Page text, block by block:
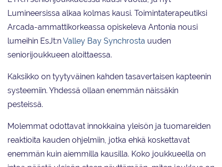
Lumineersissa alkaa kolmas kausi. Toimintaterapeutiksi
Arcada-ammattikorkeassa opiskeleva Antonia nousi
lumeihin EsJt:nValley Bay Synchrosta uuden
seniorijoukkueen aloittaessa.
Kaksikko on tyytyväinen kahden tasavertaisen kapteenin
systeemiin. Yhdessä ollaan enemmän näissäkin
pesteissä.
Molemmat odottavat innokkaina yleisön ja tuomareiden
reaktioita kauden ohjelmiin, jotka ehkä koskettavat
enemmän kuin aiemmilla kausilla. Koko joukkueella on